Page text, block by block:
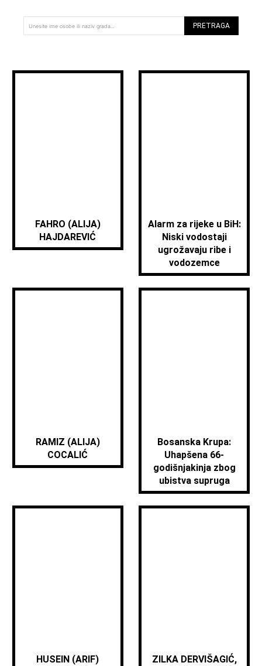
Unesite ime osobe ili naziv grada... PRETRAGA
FAHRO (ALIJA)
HAJDAREVIĆ
Alarm za rijeke u BiH:
Niski vodostaji
ugrožavaju ribe i
vodozemce
RAMIZ (ALIJA)
COCALIĆ
Bosanska Krupa:
Uhapšena 66-
godišnjakinja zbog
ubistva supruga
HUSEIN (ARIF)
ZILKA DERVIŠAGIĆ,